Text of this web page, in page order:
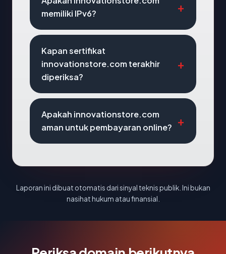
memiliki IPv6?
Kapan sertifikat
innovationstore.com terakhir
diperiksa?
Apakah innovationstore.com
aman untuk pembayaran online?
Laporan ini dibuat otomatis dari sinyal teknis publik. Ini bukan
nasihat hukum atau finansial.